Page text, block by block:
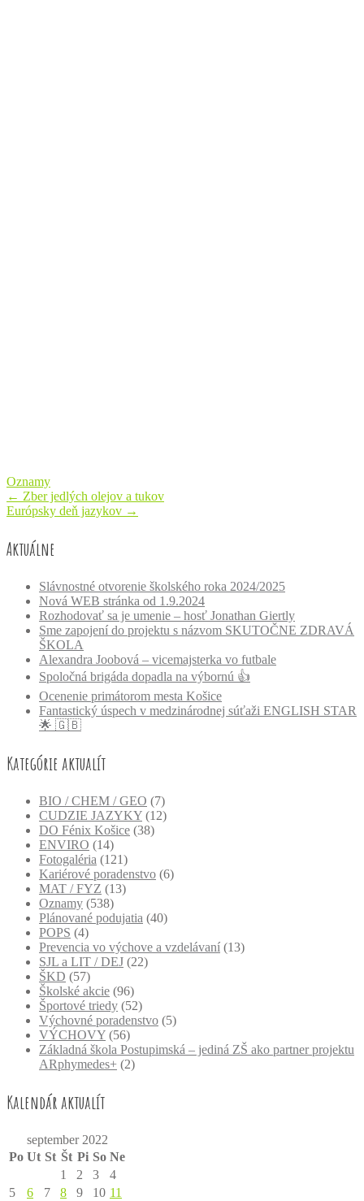
Oznamy
Post
navigation
← Zber jedlých olejov a tukov
Európsky deň jazykov →
Aktuálne
Slávnostné otvorenie školského roka 2024/2025
Nová WEB stránka od 1.9.2024
Rozhodovať sa je umenie – hosť Jonathan Giertly
Sme zapojení do projektu s názvom SKUTOČNE ZDRAVÁ
ŠKOLA
Alexandra Joobová – vicemajsterka vo futbale
Spoločná brigáda dopadla na výbornú 👍
Ocenenie primátorom mesta Košice
Fantastický úspech v medzinárodnej súťaži ENGLISH STAR
🌟 🇬🇧
Kategórie aktualít
BIO / CHEM / GEO (7)
CUDZIE JAZYKY (12)
DO Fénix Košice (38)
ENVIRO (14)
Fotogaléria (121)
Kariérové poradenstvo (6)
MAT / FYZ (13)
Oznamy (538)
Plánované podujatia (40)
POPS (4)
Prevencia vo výchove a vzdelávaní (13)
SJL a LIT / DEJ (22)
ŠKD (57)
Školské akcie (96)
Športové triedy (52)
Výchovné poradenstvo (5)
VÝCHOVY (56)
Základná škola Postupimská – jediná ZŠ ako partner projektu
ARphymedes+ (2)
Kalendár aktualít
september 2022
Po Ut St Št Pi So Ne
1
2 3
4
5
6 7 8 9 10 11